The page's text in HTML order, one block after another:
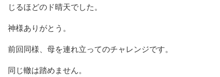
じるほどのド晴天でした。
神様ありがとう。
前回同様、母を連れ立ってのチャレンジです。
同じ轍は踏めません。